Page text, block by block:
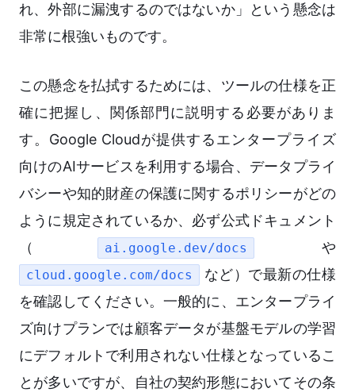
れ、外部に漏洩するのではないか」という懸念は
非常に根強いものです。
この懸念を払拭するためには、ツールの仕様を正
確に把握し、関係部門に説明する必要がありま
す。Google Cloudが提供するエンタープライズ
向けのAIサービスを利用する場合、データプライ
バシーや知的財産の保護に関するポリシーがどの
ように規定されているか、必ず公式ドキュメント
（
ai.google.dev/docs や
cloud.google.com/docs
など）で最新の仕様
を確認してください。一般的に、エンタープライ
ズ向けプランでは顧客データが基盤モデルの学習
にデフォルトで利用されない仕様となっているこ
とが多いですが、自社の契約形態においてその条